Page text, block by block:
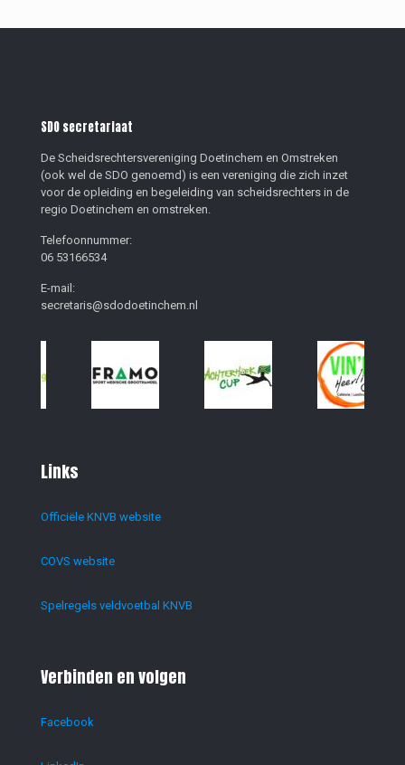
SDO secretariaat
De Scheidsrechtersvereniging Doetinchem en Omstreken
(ook wel de SDO genoemd) is een vereniging die zich inzet
voor de opleiding en begeleiding van scheidsrechters in de
regio Doetinchem en omstreken.
Telefoonnummer:
06 53166534
E-mail:
secretaris@sdodoetinchem.nl
Links
Officiële KNVB website
COVS website
Spelregels veldvoetbal KNVB
Verbinden en volgen
Facebook